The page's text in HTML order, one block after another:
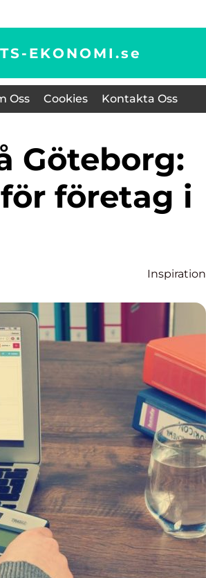
EKONOMI.se
Oss Cookies Kontakta Oss
företag i
Inspiration